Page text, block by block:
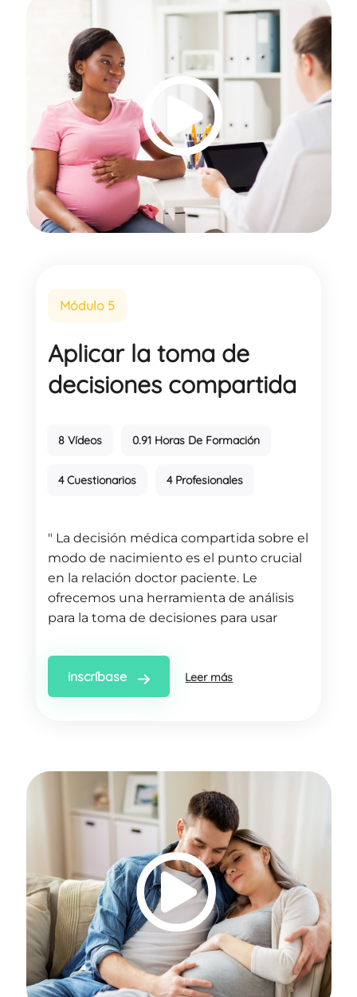
Módulo 5
Aplicar la toma de
decisiones compartida
8 Vídeos 0.91 Horas De Formación
4 Cuestionarios 4 Profesionales
" La decisión médica compartida sobre el
modo de nacimiento es el punto crucial
en la relación doctor paciente. Le
ofrecemos una herramienta de análisis
para la toma de decisiones para usar
inscríbase Leer más